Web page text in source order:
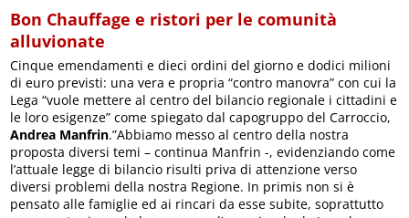
Bon Chauffage e ristori per le comunità
alluvionate
Cinque emendamenti e dieci ordini del giorno e dodici milioni
di euro previsti: una vera e propria “contro manovra” con cui la
Lega “vuole mettere al centro del bilancio regionale i cittadini e
le loro esigenze” come spiegato dal capogruppo del Carroccio,
Andrea Manfrin.”Abbiamo messo al centro della nostra
proposta diversi temi – continua Manfrin -, evidenziando come
l’attuale legge di bilancio risulti priva di attenzione verso
diversi problemi della nostra Regione. In primis non si è
pensato alle famiglie ed ai rincari da esse subite, soprattutto